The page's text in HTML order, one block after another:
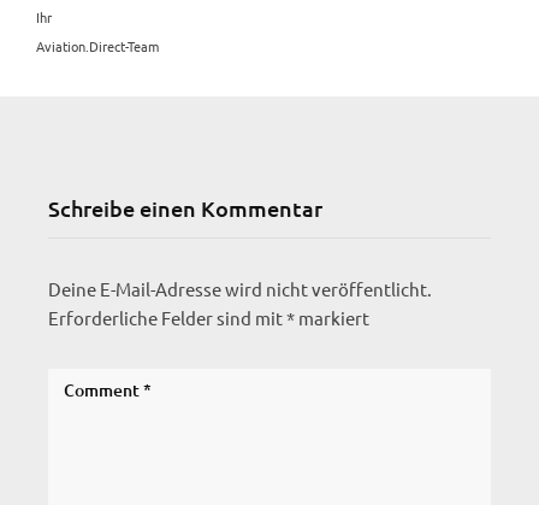
Ihr
Aviation.Direct-Team
Schreibe einen Kommentar
Deine E-Mail-Adresse wird nicht veröffentlicht.
Erforderliche Felder sind mit* markiert